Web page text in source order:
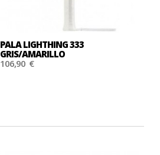
PALA LIGHTHING 333
GRIS/AMARILLO
106,90 €